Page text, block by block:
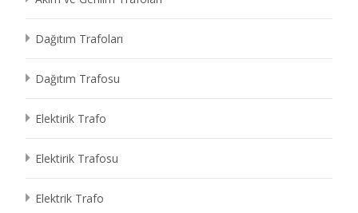
Dağıtım Trafoları
Dağıtım Trafosu
Elektirik Trafo
Elektirik Trafosu
Elektrik Trafo